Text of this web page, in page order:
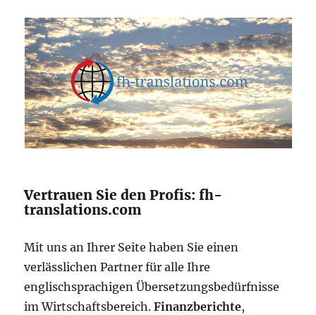
Vertrauen Sie den Profis: fh-
translations.com
Mit uns an Ihrer Seite haben Sie einen
verlässlichen Partner für alle Ihre
englischsprachigen Übersetzungsbedürfnisse
im Wirtschaftsbereich.Finanzberichte,